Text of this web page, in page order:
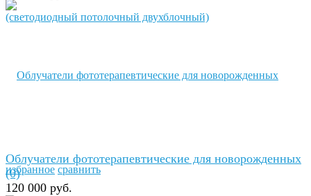
избранное сравнить
Облучатели фототерапевтические для новорожденных
(0)
120 000 руб.